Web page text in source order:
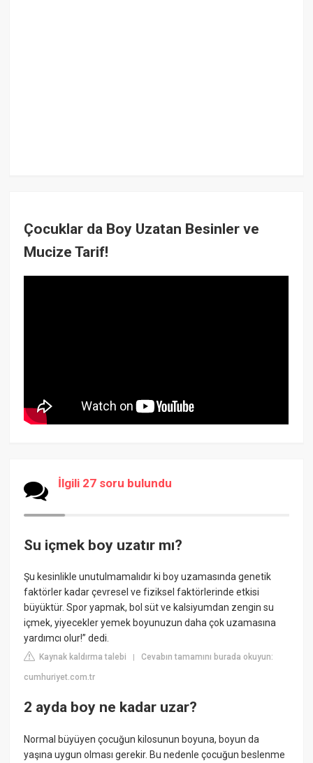
Çocuklar da Boy Uzatan Besinler ve
Mucize Tarif!
İlgili 27 soru bulundu
Su içmek boy uzatır mı?
Şu kesinlikle unutulmamalıdır ki boy uzamasında genetik
faktörler kadar çevresel ve fiziksel faktörlerinde etkisi
büyüktür. Spor yapmak, bol süt ve kalsiyumdan zengin su
içmek, yiyecekler yemek boyunuzun daha çok uzamasına
yardımcı olur!” dedi.
Kaynak kaldırma talebi |Cevabın tamamını burada okuyun:
cumhuriyet.com.tr
2 ayda boy ne kadar uzar?
Normal büyüyen çocuğun kilosunun boyuna, boyun da
yaşına uygun olması gerekir. Bu nedenle çocuğun beslenme